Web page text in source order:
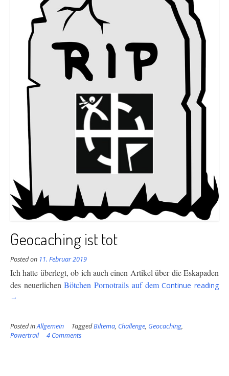
Geocaching ist tot
Posted on 11. Februar 2019
Ich hatte überlegt, ob ich auch einen Artikel über die Eskapaden
des neuerlichen Bötchen Pornotrails auf dem Continue reading
→
Posted inAllgemein TaggedBiltema, Challenge, Geocaching,
Powertrail
4 Comments